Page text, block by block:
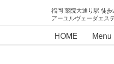
福岡 薬院大通り駅 徒歩
アーユルヴェーダエス
HOME Menu